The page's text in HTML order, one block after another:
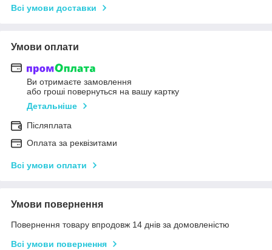
Всі умови доставки
Умови оплати
Ви отримаєте замовлення
або гроші повернуться на вашу картку
Детальніше
Післяплата
Оплата за реквізитами
Всі умови оплати
Умови повернення
Повернення товару впродовж 14 днів за домовленістю
Всі умови повернення